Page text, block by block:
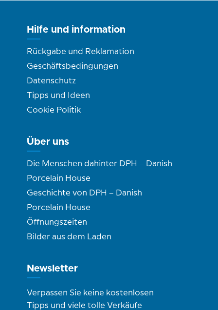
Hilfe und information
Rückgabe und Reklamation
Geschäftsbedingungen
Datenschutz
Tipps und Ideen
Cookie Politik
Über uns
Die Menschen dahinter DPH – Danish
Porcelain House
Geschichte von DPH – Danish
Porcelain House
Öffnungszeiten
Bilder aus dem Laden
Newsletter
Verpassen Sie keine kostenlosen
Tipps und viele tolle Verkäufe